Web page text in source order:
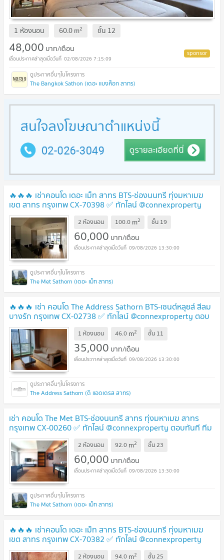
1 ห้องนอน 60.0m2 ชั้น 12
48,000 บาท/เดือน
02/08/2026 7:15:09
The Bangkok Sathon (เดอะ แบงค็อก สาทร)
🔥🔥🔥 เช่าคอนโด เดอะ เม็ท สาทร BTS-ช่องนนทรี ทุ่งมหาเมฆ
เขต สาทร กรุงเทพ CX-70398 ✅ ทักไลน์ @connexproperty
ตอบทันที ทีมงานมืออาชีพ ✅ 🔥🔥🔥
2 ห้องนอน 100.0 m2 ชั้น 19
60,000 บาท/เดือน
09/08/2026 13:30:00
The Met Sathorn (เดอะ เม็ท สาทร)
🔥🔥🔥 เช่า คอนโด The Address Sathorn BTS-เซนต์หลุยส์ สีลม
บางรัก กรุงเทพ CX-02738 ✅ ทักไลน์ @connexproperty ตอบ
ทันที ทีมงานมืออาชีพ ✅ 🔥🔥🔥
1 ห้องนอน 46.0 m2 ชั้น 11
35,000 บาท/เดือน
09/08/2026 13:30:00
The Address Sathorn (ดิ แอดเดรส สาทร)
เช่า คอนโด The Met BTS-ช่องนนทรี สาทร ทุ่งมหาเมฆ สาทร
กรุงเทพ CX-00260 ✅ ทักไลน์ @connexproperty ตอบทันที ทีม
งานมืออาชีพ ✅
2 ห้องนอน 92.0 m2 ชั้น23
60,000 บาท/เดือน
09/08/2026 13:30:00
The Met Sathorn (เดอะ เม็ท สาทร)
🔥🔥🔥 เช่าคอนโด เดอะ เม็ท สาทร BTS-ช่องนนทรี ทุ่งมหาเมฆ
เขต สาทร กรุงเทพ CX-70382 ✅ ทักไลน์ @connexproperty
ตอบทันที ทีมงานมืออาชีพ ✅ 🔥🔥🔥
2 ห้องนอน 94.0 m2 ชั้น25